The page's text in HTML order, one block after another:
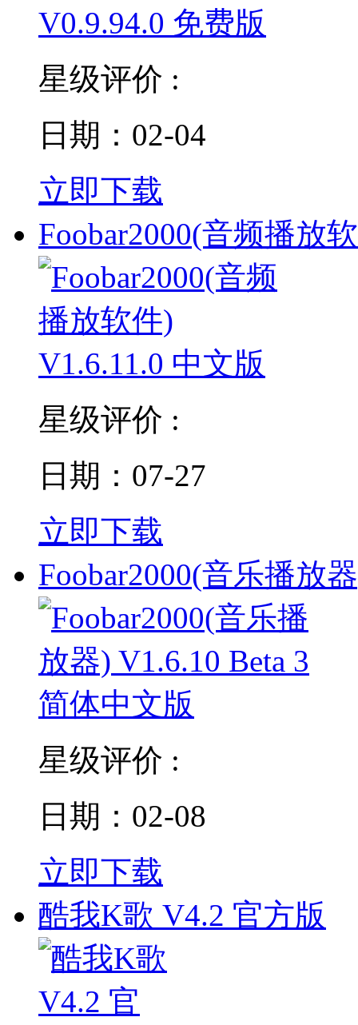
星级评价 :
日期：02-04
立即下载
Foobar2000(音频播放
星级评价 :
日期：07-27
立即下载
Foobar2000(音乐播放
星级评价 :
日期：02-08
立即下载
酷我K歌 V4.2 官方版